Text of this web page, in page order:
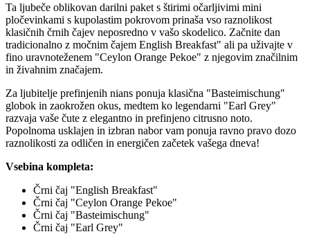
Ta ljubeče oblikovan darilni paket s štirimi očarljivimi mini
pločevinkami s kupolastim pokrovom prinaša vso raznolikost
klasičnih črnih čajev neposredno v vašo skodelico. Začnite dan
tradicionalno z močnim čajem English Breakfast" ali pa uživajte v
fino uravnoteženem "Ceylon Orange Pekoe" z njegovim značilnim
in živahnim značajem.
Za ljubitelje prefinjenih nians ponuja klasična "Basteimischung"
globok in zaokrožen okus, medtem ko legendarni "Earl Grey"
razvaja vaše čute z elegantno in prefinjeno citrusno noto.
Popolnoma usklajen in izbran nabor vam ponuja ravno pravo dozo
raznolikosti za odličen in energičen začetek vašega dneva!
Vsebina kompleta:
Črni čaj "English Breakfast"
Črni čaj "Ceylon Orange Pekoe"
Črni čaj "Basteimischung"
Črni čaj "Earl Grey"